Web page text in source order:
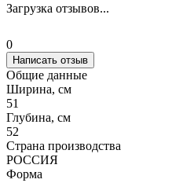
Загрузка отзывов...
0
Написать отзыв
Общие данные
Ширина, см
51
Глубина, см
52
Страна производства
РОССИЯ
Форма